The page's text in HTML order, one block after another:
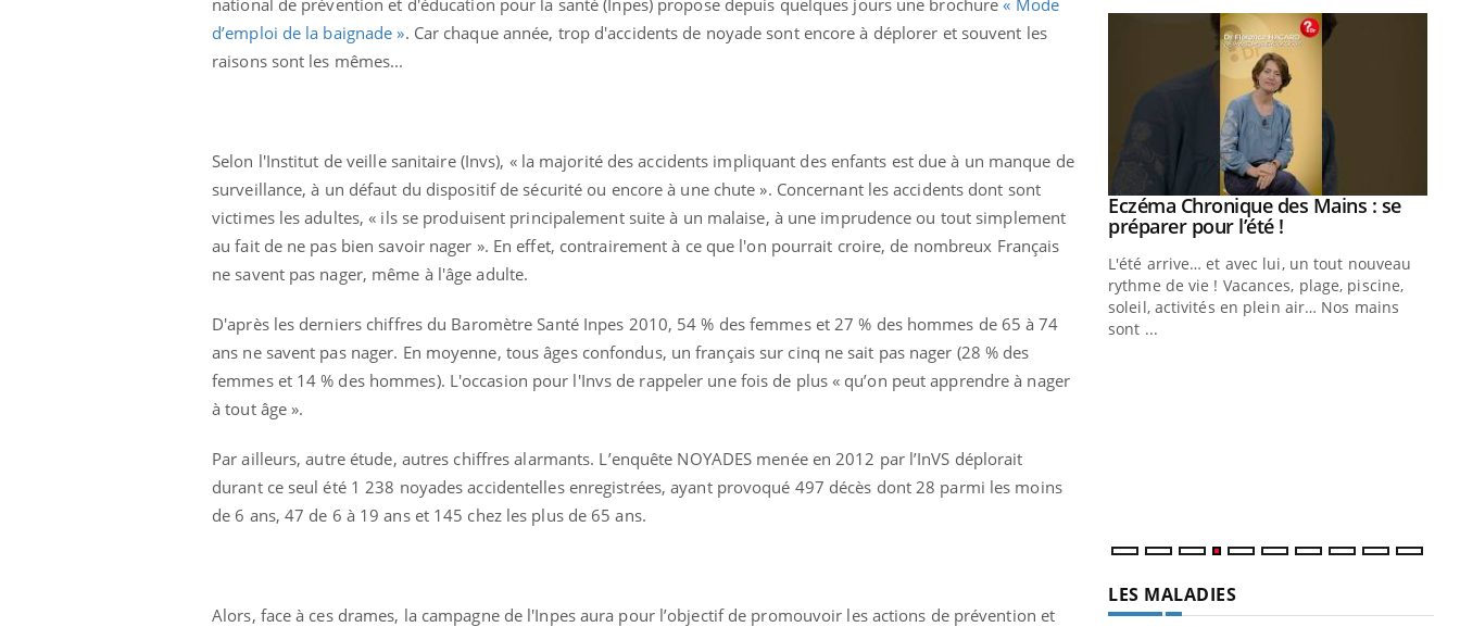
d’emploi de la baignade ». Car chaque année, trop d'accidents de noyade sont encore à déplorer et souvent les
raisons sont les mêmes...
Selon l'Institut de veille sanitaire (Invs), « la majorité des accidents impliquant des enfants est due à un manque de
surveillance, à un défaut du dispositif de sécurité ou encore à une chute ». Concernant les accidents dont sont
victimes les adultes, « ils se produisent principalement suite à un malaise, à une imprudence ou tout simplement
au fait de ne pas bien savoir nager ». En effet, contrairement à ce que l'on pourrait croire, de nombreux Français
ne savent pas nager, même à l'âge adulte.
D'après les derniers chiffres du Baromètre Santé Inpes 2010, 54 % des femmes et 27 % des hommes de 65 à 74
ans ne savent pas nager. En moyenne, tous âges confondus, un français sur cinq ne sait pas nager (28 % des
femmes et 14 % des hommes). L'occasion pour l'Invs de rappeler une fois de plus « qu’on peut apprendre à nager
à tout âge ».
Par ailleurs, autre étude, autres chiffres alarmants. L’enquête NOYADES menée en 2012 par l’InVS déplorait
durant ce seul été 1 238 noyades accidentelles enregistrées, ayant provoqué 497 décès dont 28 parmi les moins
de 6 ans, 47 de 6 à 19 ans et 145 chez les plus de 65 ans.
Alors, face à ces drames, la campagne de l'Inpes aura pour l’objectif de promouvoir les actions de prévention et
Carence en fer : comprendre pour
Youtube
Fatigue, irritabilité, brouillard mental ou
même alopécie… Les symptômes de la
Insuline & Charge mentale : et si on
osait en parler??Youtube
En 2026, l'insuline dans le diabète de type 2
reste entourée d'idées reçues chez les
Youtube
Eczéma Chronique des Mains : se
préparer pour l’été !Youtube
L'été arrive… et avec lui, un tout nouveau
rythme de vie ! Vacances, plage, piscine,
soleil, activités en plein air… Nos mains
sont ...
LES MALADIES